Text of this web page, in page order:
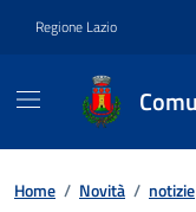
Regione Lazio
Contenuti
Home / Novità / notizie